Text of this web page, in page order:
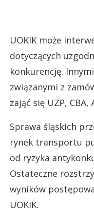
UOKIK może
dotyczących
konkurencję.
związanymi z
zająć się UZP,
Sprawa śląskich
rynek transportu
od ryzyka
Ostateczne
wyników
UOKiK.